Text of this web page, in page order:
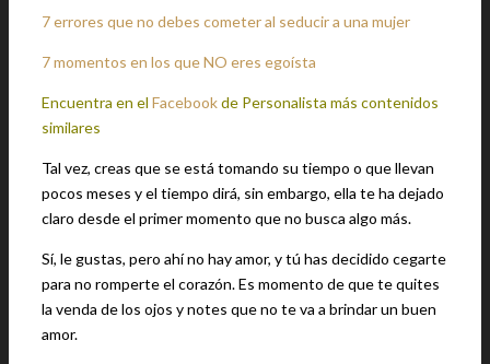
7 errores que no debes cometer al seducir a una mujer
7 momentos en los que NO eres egoísta
Encuentra en el Facebookde Personalista más contenidos
similares
Tal vez, creas que se está tomando su tiempo o que llevan
pocos meses y el tiempo dirá, sin embargo, ella te ha dejado
claro desde el primer momento que no busca algo más.
Sí, le gustas, pero ahí no hay amor, y tú has decidido cegarte
para no romperte el corazón. Es momento de que te quites
la venda de los ojos y notes que no te va a brindar un buen
amor.